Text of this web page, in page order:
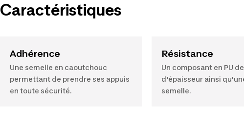
Caractéristiques
Adhérence
Une semelle en caoutchouc
permettant de prendre ses appuis
en toute sécurité.
Résistance
Un composant en PU
d'épaisseur ainsi
semelle.